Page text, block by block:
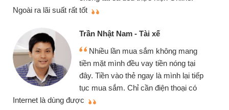
mang
tại
lại tiếp
thiệu cho bạn bè biết
Cấn Văn Lực - Tạp hóa
Tôi kinh doanh buôn bán nhỏ lẻ
nhiều lúc cần vốn nhập hàng, nhờ
đến website qua bạn bè giới thiệu
đã giải quyết được công việc của